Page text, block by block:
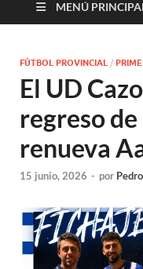
MENÚ
FÚTBOL PROVINCIAL /
El UD
regreso
renueva
15 junio, 2026 - por